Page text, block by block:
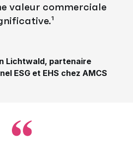
valeur commerciale
Lichtwald, partenaire
ESG et EHS chez AMCS